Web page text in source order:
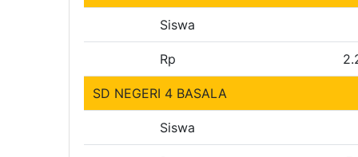
Siswa
Rp
SD NEGERI 4 BASALA
Siswa